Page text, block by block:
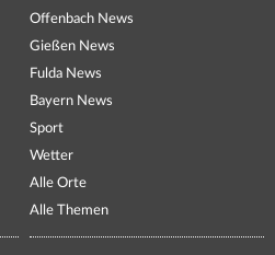
Offenbach News
Gießen News
Fulda News
Bayern News
Sport
Wetter
Alle Orte
Alle Themen